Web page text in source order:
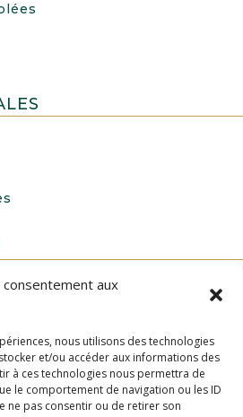
aux
nous utilisons des technologies
et/ou accéder aux informations des
à ces technologies nous permettra de
le comportement de navigation ou les ID
ne pas consentir ou de retirer son